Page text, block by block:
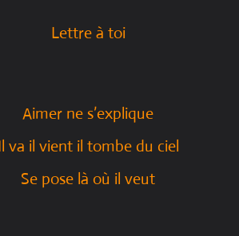
Lettre à toi
Aimer ne s’explique
va il vient il tombe du ciel
Se pose là où il veut